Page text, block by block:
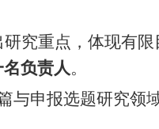
研究重点，体现有
负责人。
与申报选题研究领